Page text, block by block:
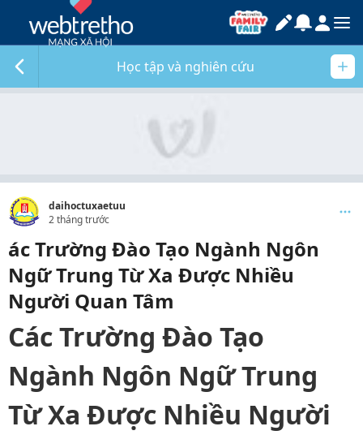
Học tập và nghiên cứu
daihoctuxaetuu
2 tháng trước
ác Trường Đào Tạo Ngành Ngôn
Ngữ Trung Từ Xa Được Nhiều
Người Quan Tâm
Các Trường Đào Tạo
Ngành Ngôn Ngữ Trung
Từ Xa Được Nhiều Người